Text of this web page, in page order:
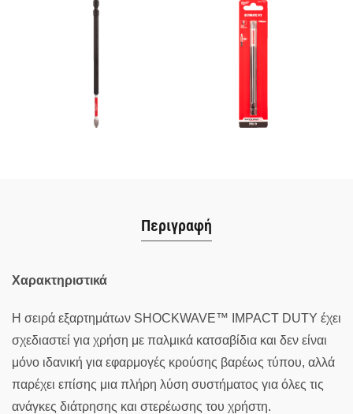
Περιγραφή
Χαρακτηριστικά
Η σειρά εξαρτημάτων SHOCKWAVE™ IMPACT DUTY έχει
σχεδιαστεί για χρήση με παλμικά κατσαβίδια και δεν είναι
μόνο ιδανική για εφαρμογές κρούσης βαρέως τύπου, αλλά
παρέχει επίσης μια πλήρη λύση συστήματος για όλες τις
ανάγκες διάτρησης και στερέωσης του χρήστη.